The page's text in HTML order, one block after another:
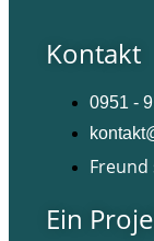
Kontakt
0951 -
Ein